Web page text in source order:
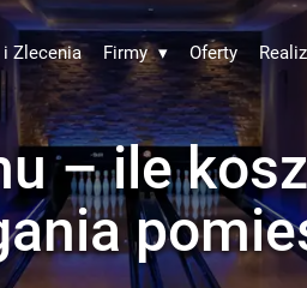
Zlecenia Firmy ▾ Oferty
– ile